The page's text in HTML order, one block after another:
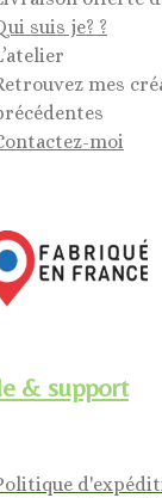
suis je? ?
mes
moi
& support